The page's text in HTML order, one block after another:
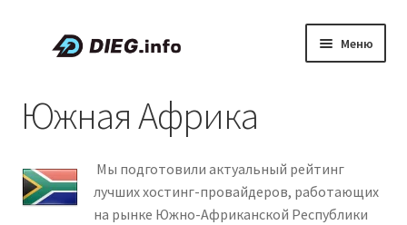
Перейти
Перейти
Меню
О проекте DIEG
Южная Африка
Мы подготовили актуальный рейтинг
лучших хостинг-провайдеров, работающих
на рынке Южно-Африканской Республики